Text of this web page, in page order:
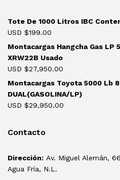
Tote De 1000 Litros IBC
USD $199.00
Montacargas Hangcha Gas LP
XRW22B Usado
USD $27,950.00
Montacargas Toyota 5000 Lb
DUAL(GASOLINA/LP)
USD $29,950.00
Contacto
Dirección: Av. Miguel Alemán,
Agua Fría, N.L.